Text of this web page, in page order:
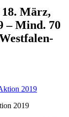
18. März,
– Mind. 70
2019